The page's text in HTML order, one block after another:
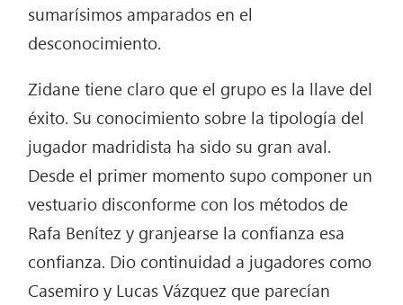
sumarísimos amparados en el
desconocimiento.
Zidane tiene claro que el grupo es la llave del
éxito. Su conocimiento sobre la tipología del
jugador madridista ha sido su gran aval.
Desde el primer momento supo componer un
vestuario disconforme con los métodos de
Rafa Benítez y granjearse la confianza esa
confianza. Dio continuidad a jugadores como
Casemiro y Lucas Vázquez que parecían